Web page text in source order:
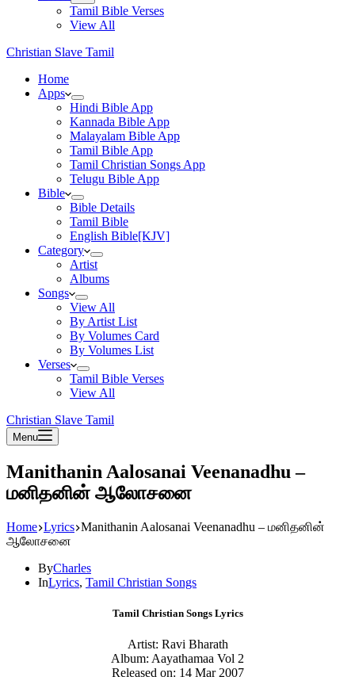
Tamil Bible Verses
View All
Christian Slave Tamil
Home
Apps
Hindi Bible App
Kannada Bible App
Malayalam Bible App
Tamil Bible App
Tamil Christian Songs App
Telugu Bible App
Bible
Bible Details
Tamil Bible
English Bible[KJV]
Category
Artist
Albums
Songs
View All
By Artist List
By Volumes Card
By Volumes List
Verses
Tamil Bible Verses
View All
Christian Slave Tamil
Menu
Manithanin Aalosanai Veenanadhu –
மனிதனின் ஆலோசனை
Home Lyrics Manithanin Aalosanai Veenanadhu – மனிதனின்
ஆலோசனை
ByCharles
InLyrics, Tamil Christian Songs
Tamil Christian Songs Lyrics
Artist: Ravi Bharath
Album: Aayathamaa Vol 2
Released on: 14 Mar 2007